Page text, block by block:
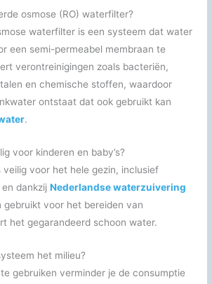
osmose (RO) waterfilter?
waterfilter is een systeem dat water
een semi-permeabel membraan te
verontreinigingen zoals bacteriën,
en chemische stoffen, waardoor
ontstaat dat ook gebruikt kan
.
voor kinderen en baby’s?
veilig voor het hele gezin, inclusief
en dankzijNederlandse waterzuivering
gebruikt voor het bereiden van
het gegarandeerd schoon water.
het milieu?
gebruiken verminder je de consumptie